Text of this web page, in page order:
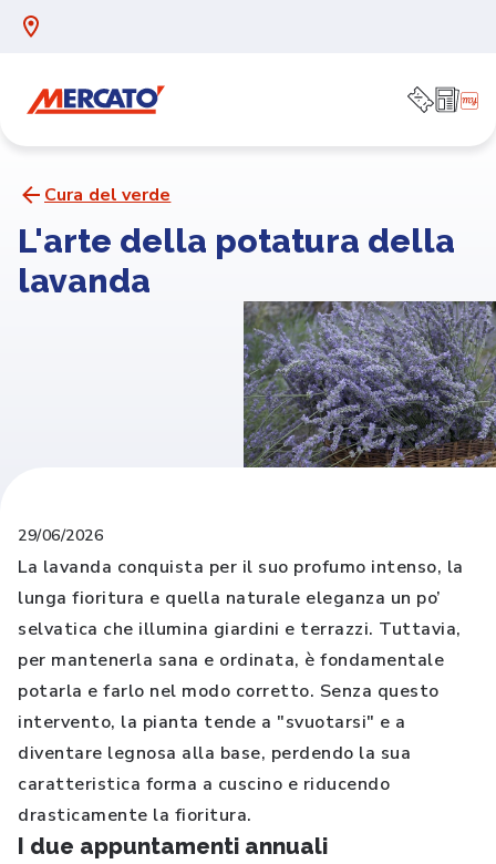
Cura del verde
L'arte della potatura della
lavanda
29/06/2026
La lavanda conquista per il suo profumo intenso, la
lunga fioritura e quella naturale eleganza un po’
selvatica che illumina giardini e terrazzi. Tuttavia,
per mantenerla sana e ordinata, è fondamentale
potarla e farlo nel modo corretto. Senza questo
intervento, la pianta tende a "svuotarsi" e a
diventare legnosa alla base, perdendo la sua
caratteristica forma a cuscino e riducendo
drasticamente la fioritura.
I due appuntamenti annuali